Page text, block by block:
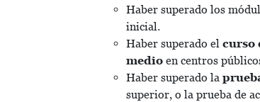
Haber superado los
inicial.
Haber superado el curso
medio en centros
Haber superado la
superior, o la prueba de